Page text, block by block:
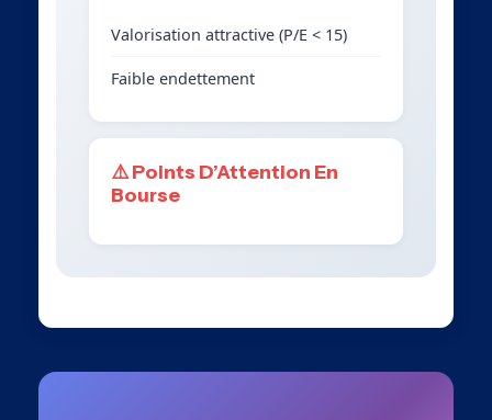
Valorisation attractive (P/E < 15)
Faible endettement
⚠️ Points D’Attention En
Bourse